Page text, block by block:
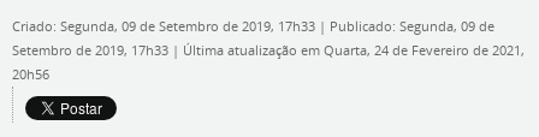
Criado: Segunda, 09 de Setembro de 2019, 17h33 | Publicado: Segunda, 09 de
Setembro de 2019, 17h33 | Última atualização em Quarta, 24 de Fevereiro de 2021,
20h56